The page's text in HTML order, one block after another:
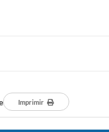
Imprimir